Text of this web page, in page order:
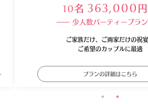
10名363,000
少人数パーティープラン
ご家族だけ、ご両家だけの祝
ご希望のカップルに最適
プランの詳細はこちら